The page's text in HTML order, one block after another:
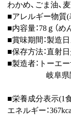
わかめ、ごま油、
■アレルギー物質(
■内容量：78ｇ（め
■賞味期間：製造
■保存方法：直射
■製造者：トーエ
岐阜県関
■栄養成分表示(1
エネルギー：